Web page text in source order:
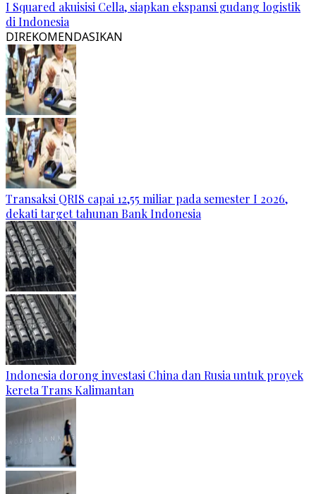
I Squared akuisisi Cella, siapkan ekspansi gudang logistik
di Indonesia
DIREKOMENDASIKAN
Transaksi QRIS capai 12,55 miliar pada semester I 2026,
dekati target tahunan Bank Indonesia
Indonesia dorong investasi China dan Rusia untuk proyek
kereta Trans Kalimantan